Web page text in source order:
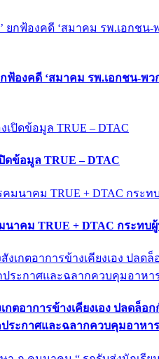
ฟ้องคดี ‘สมาคม รพ.เอกชน-พ
ดข้อมูล TRUE – DTAC
าคม TRUE + DTAC กระทบ
กตอาการข้างเคียงเอง ปลดล็
ประกาศและฉลากควบคุมอาห